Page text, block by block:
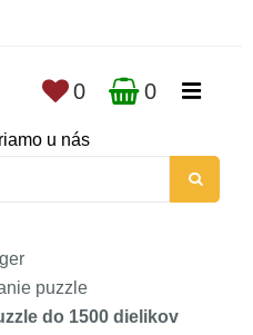
u nás
0 0
puzzle
do 1500 dielikov